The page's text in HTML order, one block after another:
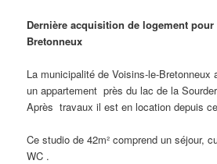
Dernière acquisition de logement
Bretonneux
La municipalité de Voisins-le-Bretonneux
un appartement près du lac de la
Après travaux il est en location depuis
Ce studio de 42m² comprend un séjour,
WC .